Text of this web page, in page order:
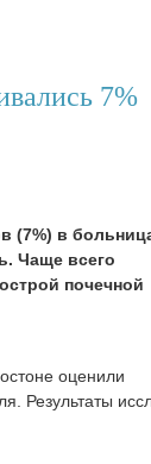
7%
(7%) в
Чаще всего
почечной
оценили
Результаты